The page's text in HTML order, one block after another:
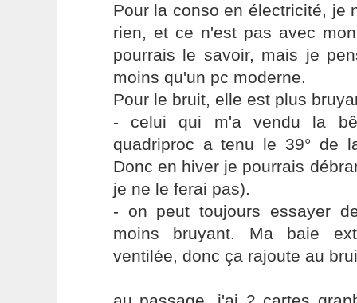
Pour la conso en électricité, je
rien, et ce n'est pas avec
pourrais le savoir, mais je
moins qu'un pc moderne.
Pour le bruit, elle est plus
- celui qui m'a vendu la
quadriproc a tenu le 39° de
Donc en hiver je pourrais
je ne le ferai pas).
- on peut toujours essayer
moins bruyant. Ma baie
ventilée, donc ça rajoute au